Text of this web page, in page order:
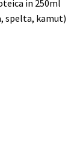
in 250ml
spelta, kamut)